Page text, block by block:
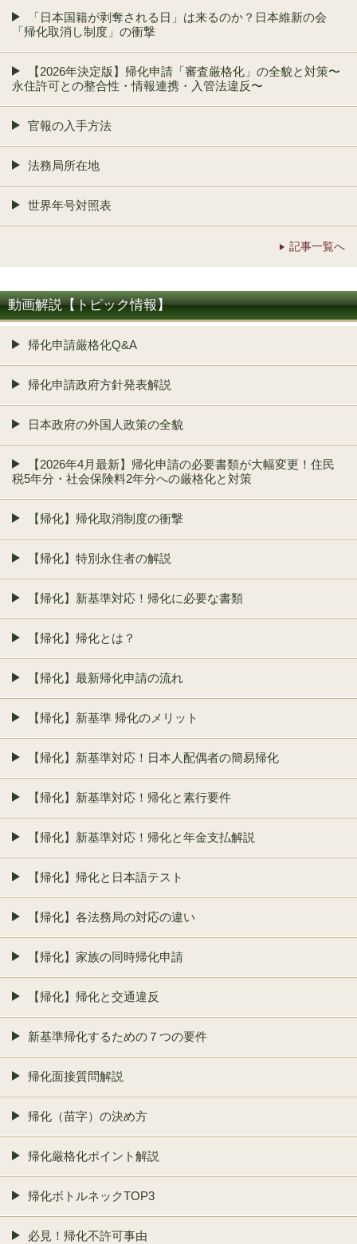
「日本国籍が剥奪される日」は来るのか？日本維新の会
「帰化取消し制度」の衝撃
【2026年決定版】帰化申請「審査厳格化」の全貌と対策〜
永住許可との整合性・情報連携・入管法違反〜
官報の入手方法
法務局所在地
世界年号対照表
記事一覧へ
動画解説【トピック情報】
帰化申請厳格化Q&A
帰化申請政府方針発表解説
日本政府の外国人政策の全貌
【2026年4月最新】帰化申請の必要書類が大幅変更！住民
税5年分・社会保険料2年分への厳格化と対策
【帰化】帰化取消制度の衝撃
【帰化】特別永住者の解説
【帰化】新基準対応！帰化に必要な書類
【帰化】帰化とは？
【帰化】最新帰化申請の流れ
【帰化】新基準 帰化のメリット
【帰化】新基準対応！日本人配偶者の簡易帰化
【帰化】新基準対応！帰化と素行要件
【帰化】新基準対応！帰化と年金支払解説
【帰化】帰化と日本語テスト
【帰化】各法務局の対応の違い
【帰化】家族の同時帰化申請
【帰化】帰化と交通違反
新基準帰化するための７つの要件
帰化面接質問解説
帰化（苗字）の決め方
帰化厳格化ポイント解説
帰化ボトルネックTOP3
必見！帰化不許可事由